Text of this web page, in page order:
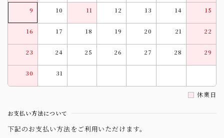
9 10 11 12 13 14 15
16 17 18 19 20 21 22
23 24 25 26 27 28 29
30 31
休業日
お支払い方法について
下記のお支払い方法をご利用いただけます。